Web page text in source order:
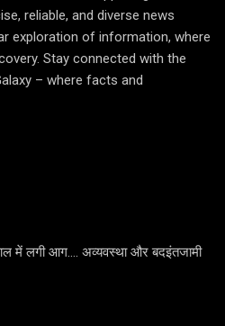
reliable, and diverse news
exploration of information, where
Stay connected with the
– where facts and
में लगी आग…. अव्यवस्था और बदइंतजामी